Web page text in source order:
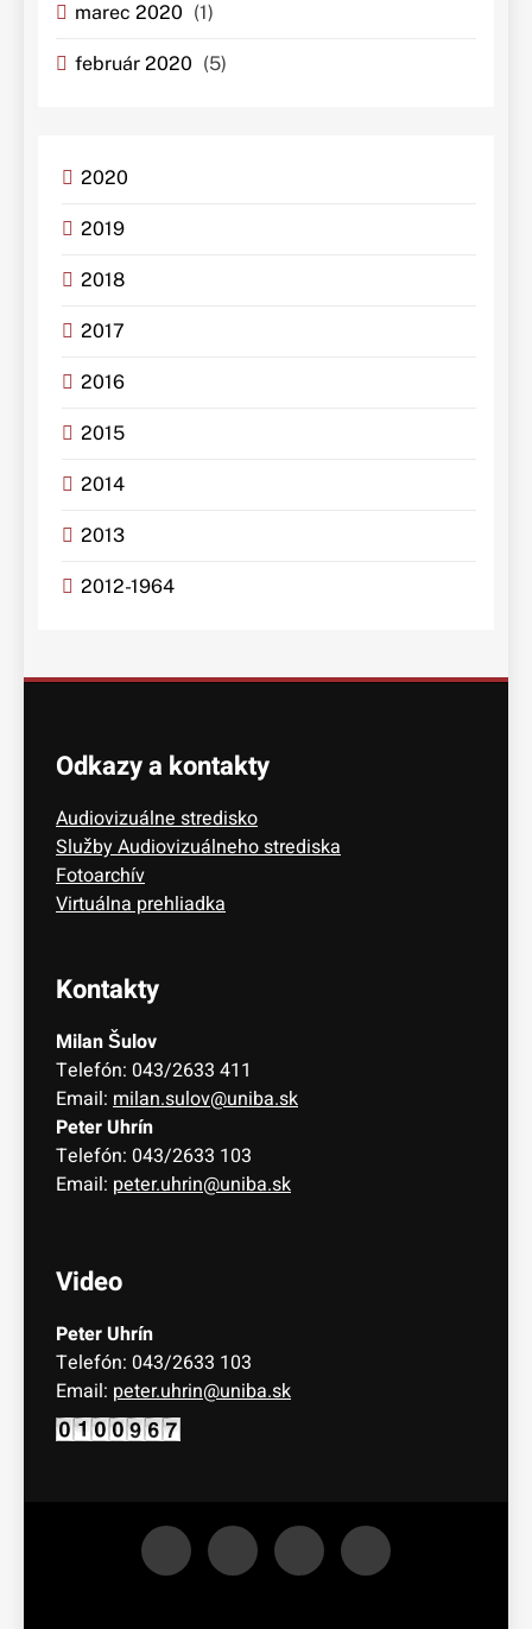
marec 2020 (1)
február 2020 (5)
2020
2019
2018
2017
2016
2015
2014
2013
2012-1964
Odkazy a kontakty
Audiovizuálne stredisko
Služby Audiovizuálneho strediska
Fotoarchív
Virtuálna prehliadka
Kontakty
Milan Šulov
Telefón: 043/2633 411
Email: milan.sulov@uniba.sk
Peter Uhrín
Telefón: 043/2633 103
Email: peter.uhrin@uniba.sk
Video
Peter Uhrín
Telefón: 043/2633 103
Email: peter.uhrin@uniba.sk